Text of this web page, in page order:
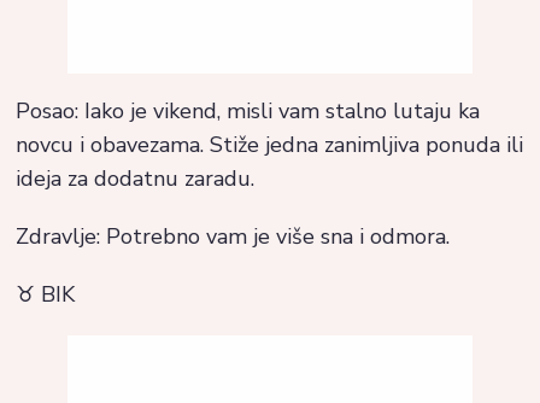
Posao: Iako je vikend, misli vam stalno lutaju ka
novcu i obavezama. Stiže jedna zanimljiva ponuda ili
ideja za dodatnu zaradu.
Zdravlje: Potrebno vam je više sna i odmora.
♉ BIK